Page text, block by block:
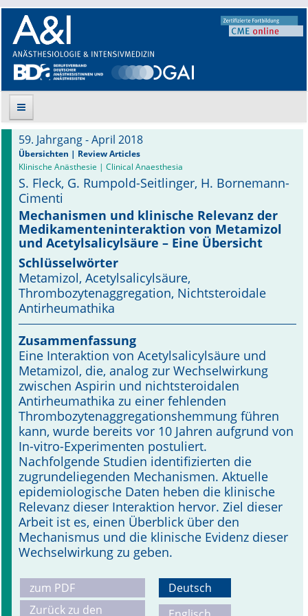
Suche
Aktuelle Ausgabe
Leitlinien
Archiv
Supplements
Supplements OrphanAnesthesia
Online First
A&I English
Mediadaten
Autoren-Service
Bestell-Service
Stellenmarkt
Kongresskalender
59. Jahrgang - April 2018
Übersichten | Review Articles
Klinische Anästhesie | Clinical Anaesthesia
S. Fleck, G. Rumpold-Seitlinger, H. Bornemann-
Cimenti
Mechanismen und klinische Relevanz der
Medikamenteninteraktion von Metamizol
und Acetylsalicylsäure – Eine Übersicht
Schlüsselwörter
Metamizol, Acetylsalicylsäure,
Thrombozytenaggregation, Nichtsteroidale
Antirheumathika
Zusammenfassung
Eine Interaktion von Acetylsalicylsäure und
Metamizol, die, analog zur Wech­selwirkung
zwischen Aspirin und nicht­steroidalen
Antirheumathika zu einer fehlenden
Thrombozytenaggregationshemmung führen
kann, wurde bereits vor 10 Jahren aufgrund von
In-vitro-Experi­menten postuliert.
Nachfolgende Studien identifizierten die
zugrundeliegenden Mechanismen. Aktuelle
epidemiologische Daten heben die klinische
Relevanz dieser Interaktion hervor. Ziel dieser
Arbeit ist es, einen Überblick über den
Mechanismus und die klinische Evidenz dieser
Wechselwirkung zu geben.
zum PDF
Zurück zu den
Deutsch